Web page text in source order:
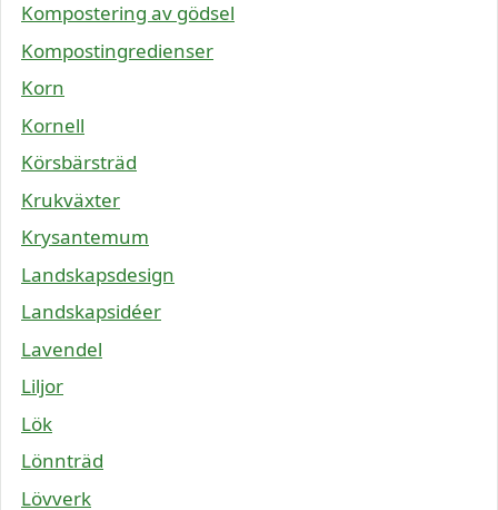
Kompostering av gödsel
Kompostingredienser
Korn
Kornell
Körsbärsträd
Krukväxter
Krysantemum
Landskapsdesign
Landskapsidéer
Lavendel
Liljor
Lök
Lönnträd
Lövverk